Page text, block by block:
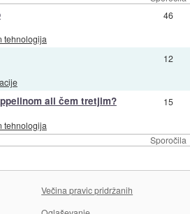
Sporočila
tehnologija
46
12
ali čem tretjim?
tehnologija
15
Večina pravic pridržanih